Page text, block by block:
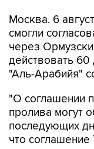
Москва. 6
смогли
через
действовать
"Аль-Арабийя"
"О соглашении
пролива могут
последующих
что